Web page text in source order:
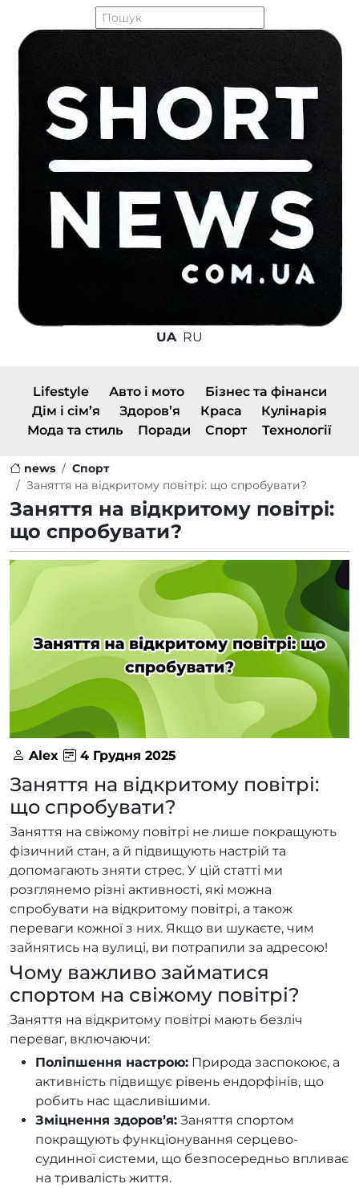
UA RU
Lifestyle Авто і мото
Бізнес та фінанси
Дім і сім’я
Здоров’я Краса
Кулінарія
Мода та стиль
Поради Спорт Технології
news
Спорт
Заняття на відкритому повітрі: що спробувати?
Заняття на відкритому повітрі:
що спробувати?
Alex 4 Грудня 2025
Заняття на відкритому повітрі:
що спробувати?
Заняття на свіжому повітрі не лише покращують
фізичний стан, а й підвищують настрій та
допомагають зняти стрес. У цій статті ми
розглянемо різні активності, які можна
спробувати на відкритому повітрі, а також
переваги кожної з них. Якщо ви шукаєте, чим
зайнятись на вулиці, ви потрапили за адресою!
Чому важливо займатися
спортом на свіжому повітрі?
Заняття на відкритому повітрі мають безліч
переваг, включаючи:
Поліпшення настрою: Природа заспокоює, а
активність підвищує рівень ендорфінів, що
робить нас щасливішими.
Зміцнення здоров’я: Заняття спортом
покращують функціонування серцево-
судинної системи, що безпосередньо впливає
на тривалість життя.